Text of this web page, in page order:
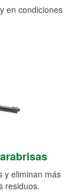
en condiciones
y eliminan más
residuos.